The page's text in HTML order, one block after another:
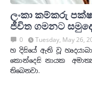
ලංකා කම්කරු
ජීවිත ගමනට
0
Tuesday, May 26,
හ දිසියේ ඇති වූ
කොන්දෙසි නායක
තිබෙනවා.